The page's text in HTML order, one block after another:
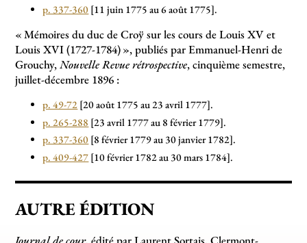
p. 337-360 [11 juin 1775 au 6 août 1775].
«Mémoires du duc de Croÿ sur les cours de Louis XV et
Louis XVI (1727-1784)», publiés par Emmanuel-Henri de
Grouchy,Nouvelle Revue rétrospective, cinquième semestre,
juillet-décembre 1896 :
p. 49-72 [20 août 1775 au 23 avril 1777].
p. 265-288 [23 avril 1777 au 8 février 1779].
p. 337-360 [8 février 1779 au 30 janvier 1782].
p. 409-427 [10 février 1782 au 30 mars 1784].
AUTRE ÉDITION